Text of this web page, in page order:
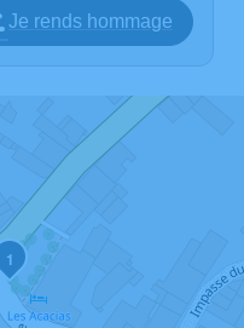
Je rends hommage
1